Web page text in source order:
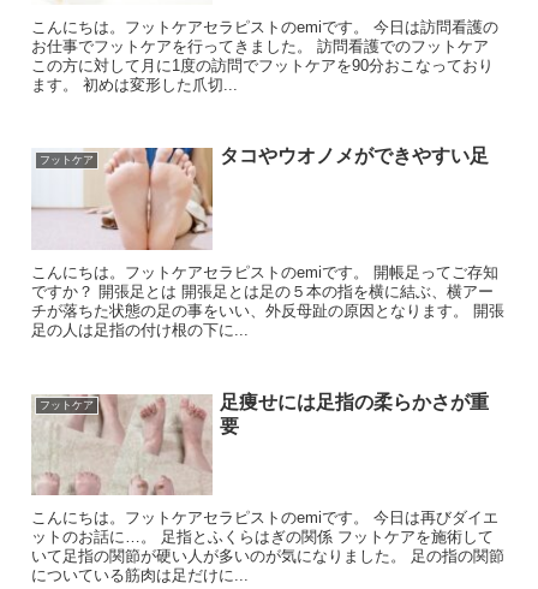
こんにちは。フットケアセラピストのemiです。 今日は訪問看護の
お仕事でフットケアを行ってきました。 訪問看護でのフットケア
この方に対して月に1度の訪問でフットケアを90分おこなっており
ます。 初めは変形した爪切...
フットケア タコやウオノメができやすい足
こんにちは。フットケアセラピストのemiです。 開帳足ってご存知
ですか？ 開張足とは 開張足とは足の５本の指を横に結ぶ、横アー
チが落ちた状態の足の事をいい、外反母趾の原因となります。 開張
足の人は足指の付け根の下に...
フットケア
足痩せには足指の柔らかさが重
要
こんにちは。フットケアセラピストのemiです。 今日は再びダイエ
ットのお話に…。 足指とふくらはぎの関係 フットケアを施術して
いて足指の関節が硬い人が多いのが気になりました。 足の指の関節
についている筋肉は足だけに...